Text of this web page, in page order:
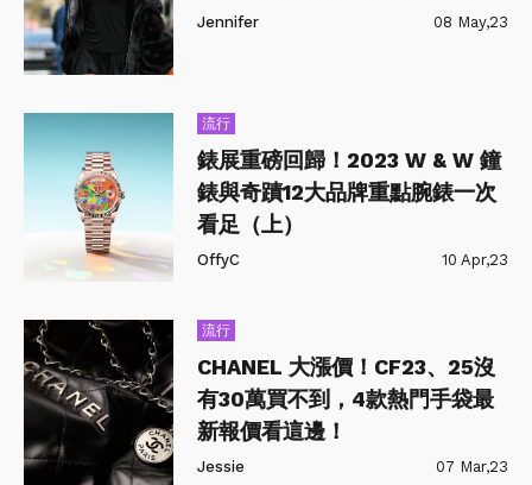
Jennifer 08 May,23
流行
錶展重磅回歸！2023 W & W 鐘
錶與奇蹟12大品牌重點腕錶一次
看足（上）
OffyC 10 Apr,23
流行
CHANEL 大漲價！CF23、25沒
有30萬買不到，4款熱門手袋最
新報價看這邊！
Jessie 07 Mar,23